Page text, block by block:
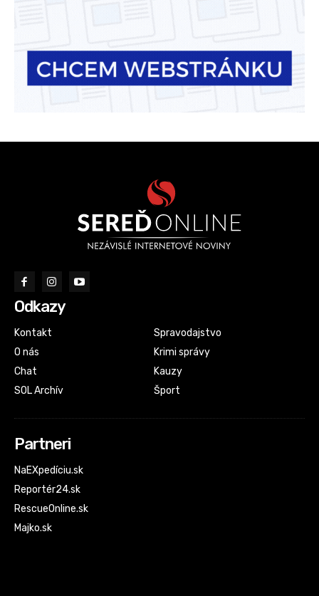
Odkazy
Kontakt
O nás
Chat
SOL Archív
Spravodajstvo
Krimi správy
Kauzy
Šport
Partneri
NaEXpedíciu.sk
Reportér24.sk
RescueOnline.sk
Majko.sk